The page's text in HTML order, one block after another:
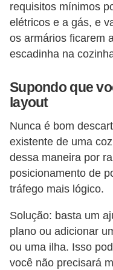
requisitos mínimos
elétricos e a gás, e
os armários ficarem
escadinha na
Supondo que
layout
Nunca é bom
existente de uma
dessa maneira por
posicionamento de
tráfego mais lógico.
Solução: basta um
plano ou adicionar
ou uma ilha. Isso
você não precisará